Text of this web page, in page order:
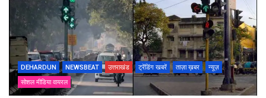
DEHARDUN NEWSBEAT उत्तराखंड ट्रेंडिंग खबरें ताज़ा ख़बर
न्यूज़
सोशल मीडिया वायरल